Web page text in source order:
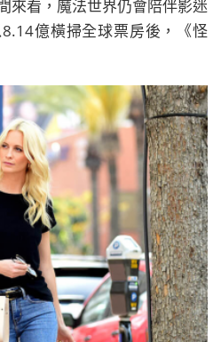
來看，魔法世界仍會陪伴影迷
億橫掃全球票房後，《怪